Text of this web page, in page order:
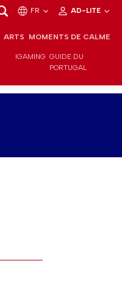
FR AD-LITE
ARTS MOMENTS DE CALME
IGAMING GUIDE DU
PORTUGAL